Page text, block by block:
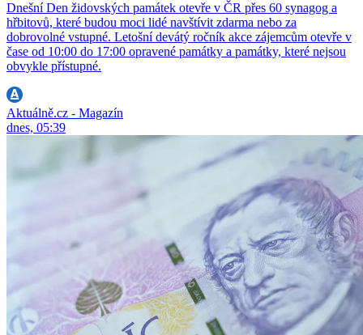
Dnešní Den židovských památek otevře v ČR přes 60 synagog a
hřbitovů, které budou moci lidé navštívit zdarma nebo za
dobrovolné vstupné. Letošní devátý ročník akce zájemcům otevře v
čase od 10:00 do 17:00 opravené památky a památky, které nejsou
obvykle přístupné.
Aktuálně.cz - Magazín
dnes, 05:39